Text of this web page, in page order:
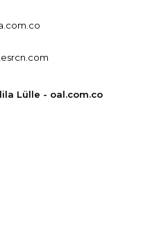
Lülle - oal.com.co